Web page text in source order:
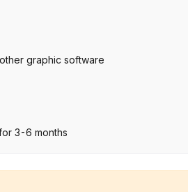
graphic software
3-6 months